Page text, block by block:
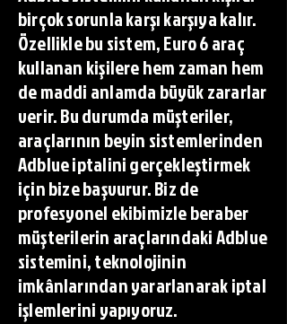
birçok sorunla karşı karşıya kalır.
Özellikle bu sistem, Euro 6 araç
kullanan kişilere hem zaman hem
de maddi anlamda büyük zararlar
verir. Bu durumda müşteriler,
araçlarının beyin sistemlerinden
Adblue iptalini gerçekleştirmek
için bize başvurur. Biz de
profesyonel ekibimizle beraber
müşterilerin araçlarındaki Adblue
sistemini, teknolojinin
imkânlarından yararlanarak iptal
işlemlerini yapıyoruz.